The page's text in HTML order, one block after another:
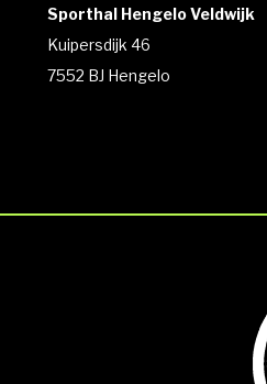
Sporthal Hengelo Veldwijk
Kuipersdijk 46
7552 BJ Hengelo